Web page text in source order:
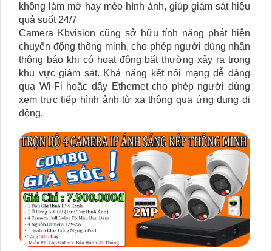
không làm mờ hay méo hình ảnh, giúp giám sát hiệu
quả suốt 24/7
Camera Kbvision cũng sở hữu tính năng phát hiện
chuyển động thông minh, cho phép người dùng nhận
thông báo khi có hoạt động bất thường xảy ra trong
khu vực giám sát. Khả năng kết nối mạng dễ dàng
qua Wi-Fi hoặc dây Ethernet cho phép người dùng
xem trực tiếp hình ảnh từ xa thông qua ứng dụng di
động.